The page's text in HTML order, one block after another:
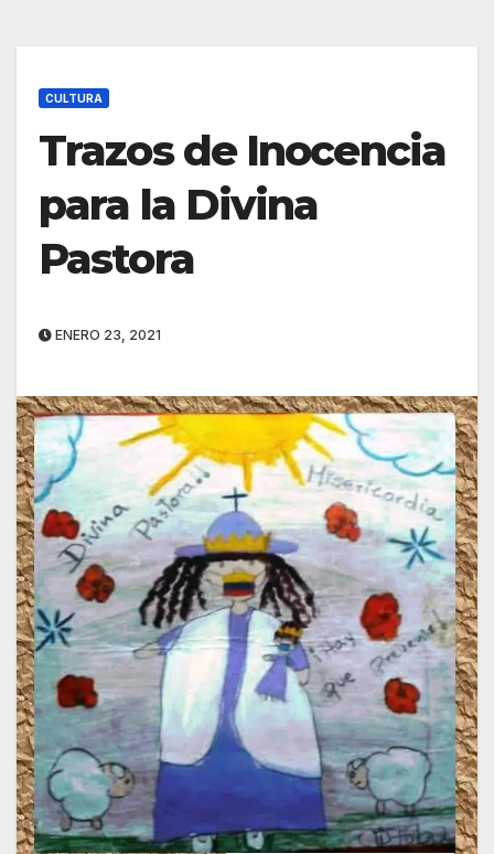
CULTURA
Trazos de Inocencia
para la Divina
Pastora
ENERO 23, 2021